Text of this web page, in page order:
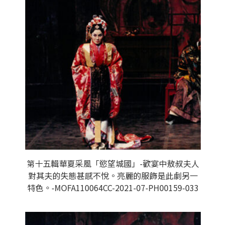
第十五輯華夏采風「慾望城國」-歡宴中敖叔夫人
對其夫的失態甚感不悅。亮麗的服飾是此劇另一
特色。-MOFA110064CC-2021-07-PH00159-033